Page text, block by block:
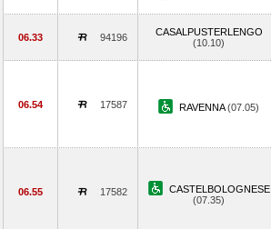
06.33 94196
CASALPUSTERLENGO
(10.10)
06.54 17587 RAVENNA(07.05)
06.55 17582
CASTELBOLOGNESE
(07.35)